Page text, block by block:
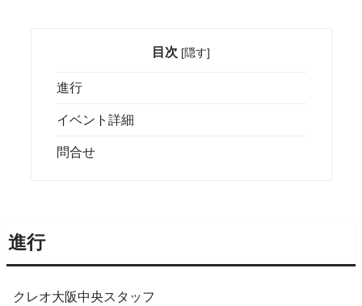
目次 [隠す]
進行
イベント詳細
問合せ
進行
クレオ大阪中央スタッフ